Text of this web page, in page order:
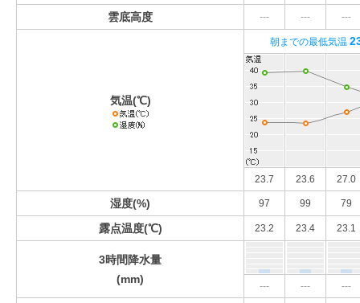
雲底高度 --- --- ---
気温(℃)
朝までの最低気温
23.7 23.6 27.0
湿度(%) 97 99 79
露点温度(℃) 23.2 23.4 23.1
3時間降水量
(mm)
--- --- ---